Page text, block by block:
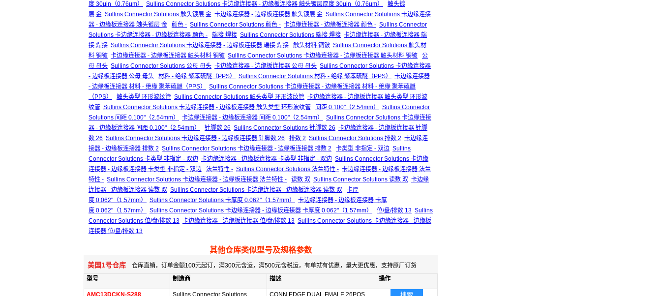
度 30μin（0.76μm）
Sullins Connector Solutions 卡边缘连接器 - 边缘板连接器 触头镀层厚度 30μin（0.76μm）
触头镀
层 金 Sullins Connector Solutions 触头镀层 金 卡边缘连接器 - 边缘板连接器 触头镀层 金 Sullins Connector Solutions 卡边缘连接
器 - 边缘板连接器 触头镀层 金
颜色 - Sullins Connector Solutions 颜色 - 卡边缘连接器 - 边缘板连接器 颜色 - Sullins Connector
Solutions 卡边缘连接器 - 边缘板连接器 颜色 -
端接 焊接 Sullins Connector Solutions 端接 焊接 卡边缘连接器 - 边缘板连接器 端
接 焊接 Sullins Connector Solutions 卡边缘连接器 - 边缘板连接器 端接 焊接 触头材料 铜铍 Sullins Connector Solutions 触头材
料 铜铍 卡边缘连接器 - 边缘板连接器 触头材料 铜铍 Sullins Connector Solutions 卡边缘连接器 - 边缘板连接器 触头材料 铜铍
公
母 母头 Sullins Connector Solutions 公母 母头 卡边缘连接器 - 边缘板连接器 公母 母头 Sullins Connector Solutions 卡边缘连接器
- 边缘板连接器 公母 母头
材料 - 绝缘 聚苯硫醚（PPS） Sullins Connector Solutions 材料 - 绝缘 聚苯硫醚（PPS）
卡边缘连接器
- 边缘板连接器 材料 - 绝缘 聚苯硫醚（PPS）
Sullins Connector Solutions 卡边缘连接器 - 边缘板连接器 材料 - 绝缘 聚苯硫醚
（PPS）
触头类型 环形波纹管 Sullins Connector Solutions 触头类型 环形波纹管 卡边缘连接器 - 边缘板连接器 触头类型 环形波
纹管 Sullins Connector Solutions 卡边缘连接器 - 边缘板连接器 触头类型 环形波纹管 间距 0.100"（2.54mm）
Sullins Connector
Solutions 间距 0.100"（2.54mm）
卡边缘连接器 - 边缘板连接器 间距 0.100"（2.54mm）
Sullins Connector Solutions 卡边缘连接
器 - 边缘板连接器 间距 0.100"（2.54mm）
针脚数 26 Sullins Connector Solutions 针脚数 26 卡边缘连接器 - 边缘板连接器 针脚
数 26 Sullins Connector Solutions 卡边缘连接器 - 边缘板连接器 针脚数 26 排数 2 Sullins Connector Solutions 排数 2 卡边缘连
接器 - 边缘板连接器 排数 2 Sullins Connector Solutions 卡边缘连接器 - 边缘板连接器 排数 2 卡类型 非指定 - 双边 Sullins
Connector Solutions 卡类型 非指定 - 双边 卡边缘连接器 - 边缘板连接器 卡类型 非指定 - 双边 Sullins Connector Solutions 卡边缘
连接器 - 边缘板连接器 卡类型 非指定 - 双边
法兰特性 - Sullins Connector Solutions 法兰特性 - 卡边缘连接器 - 边缘板连接器 法兰
特性 - Sullins Connector Solutions 卡边缘连接器 - 边缘板连接器 法兰特性 - 读数 双 Sullins Connector Solutions 读数 双 卡边缘
连接器 - 边缘板连接器 读数 双 Sullins Connector Solutions 卡边缘连接器 - 边缘板连接器 读数 双
卡厚
度 0.062"（1.57mm）
Sullins Connector Solutions 卡厚度 0.062"（1.57mm）
卡边缘连接器 - 边缘板连接器 卡厚
度 0.062"（1.57mm）
Sullins Connector Solutions 卡边缘连接器 - 边缘板连接器 卡厚度 0.062"（1.57mm） 位/盘/排数 13 Sullins
Connector Solutions 位/盘/排数 13 卡边缘连接器 - 边缘板连接器 位/盘/排数 13 Sullins Connector Solutions 卡边缘连接器 - 边缘板
连接器 位/盘/排数 13
其他仓库类似型号及规格参数
美国1号仓库 仓库直销，订单金额100元起订，满300元含运，满500元含税运，有单就有优惠，量大更优惠，支持原厂订货
型号
制造商 描述 操作
AMC13DCKN-S288 Sullins Connector Solutions CONN EDGE DUAL FMALE 26POS